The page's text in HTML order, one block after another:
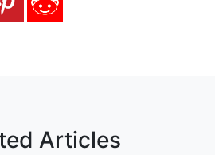
Articles